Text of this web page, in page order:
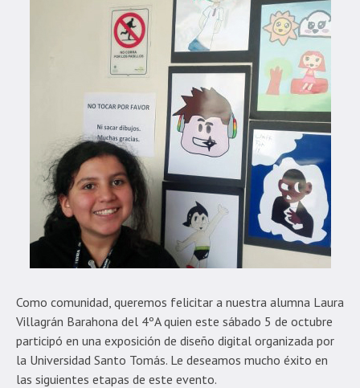
Como comunidad, queremos felicitar a nuestra alumna Laura
Villagrán Barahona del 4ºA quien este sábado 5 de octubre
participó en una exposición de diseño digital organizada por
la Universidad Santo Tomás. Le deseamos mucho éxito en
las siguientes etapas de este evento.